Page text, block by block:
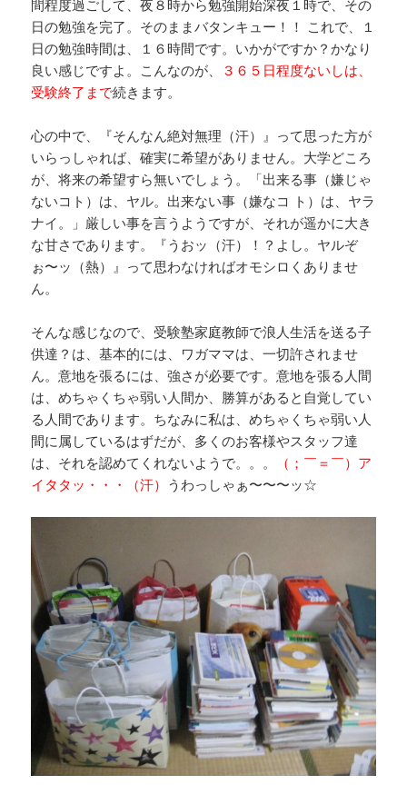
間程度過ごして、夜８時から勉強開始深夜１時で、その
日の勉強を完了。そのままバタンキュー！！ これで、１
日の勉強時間は、１６時間です。いかがですか？かなり
良い感じですよ。こんなのが、
３６５日程度ないしは、
受験終了まで続きます。
心の中で、『そんなん絶対無理（汗）』って思った方が
いらっしゃれば、確実に希望がありません。大学どころ
が、将来の希望すら無いでしょう。「出来る事（嫌じゃ
ないコト）は、ヤル。出来ない事（嫌なコ ト）は、ヤラ
ナイ。」厳しい事を言うようですが、それが遥かに大き
な甘さであります。『うおッ（汗）！？よし。ヤルぞ
ぉ〜ッ（熱）』って思わなければオモシロくありませ
ん。
そんな感じなので、受験塾家庭教師で浪人生活を送る子
供達？は、基本的には、ワガママは、一切許されませ
ん。意地を張るには、強さが必要です。意地を張る人間
は、めちゃくちゃ弱い人間か、勝算があると自覚してい
る人間であります。ちなみに私は、めちゃくちゃ弱い人
間に属しているはずだが、多くのお客様やスタッフ達
は、それを認めてくれないようで。。。
（；￣＝￣）ア
イタタッ・・・（汗） うわっしゃぁ〜〜〜ッ☆